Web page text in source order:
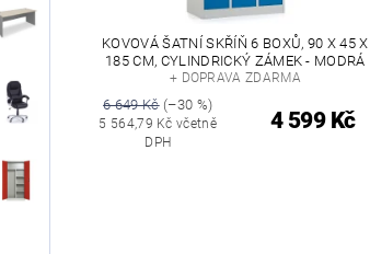
KOVOVÁ ŠATNÍ SKŘÍŇ 6 BOXŮ, 90 X 45 X
185 CM, CYLINDRICKÝ ZÁMEK - MODRÁ
+ DOPRAVA ZDARMA
6 649 Kč(–30 %)
5 564,79 Kč včetně
DPH
4 599 Kč